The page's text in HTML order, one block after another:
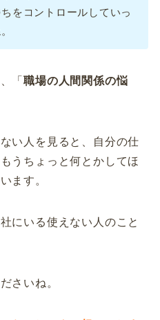
をコントロールしていっ
「職場の人間関係の悩
い人を見ると、自分の仕
うちょっと何とかしてほ
ます。
にいる使えない人のこと
さいね。